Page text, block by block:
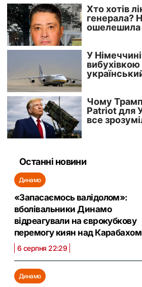
Останні новини
Динамо
«Запасаємось валідолом»:
вболівальники Динамо
відреагували на єврокубкову
перемогу киян над Карабахом
6 серпня 22:29
Динамо